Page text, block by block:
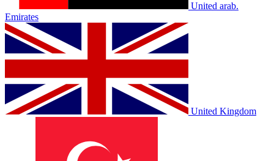
United arab.
Emirates
United Kingdom